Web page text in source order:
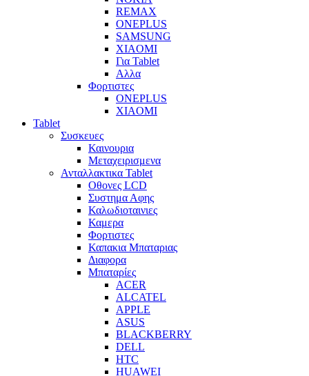
REMAX
ONEPLUS
SAMSUNG
XIAOMI
Για Tablet
Αλλα
Φορτιστες
ONEPLUS
XIAOMI
Tablet
Συσκευες
Καινουρια
Μεταχειρισμενα
Ανταλλακτικα Tablet
Οθονες LCD
Συστημα Αφης
Καλωδιοταινιες
Καμερα
Φορτιστες
Καπακια Μπαταριας
Διαφορα
Μπαταρίες
ACER
ALCATEL
APPLE
ASUS
BLACKBERRY
DELL
HTC
HUAWEI